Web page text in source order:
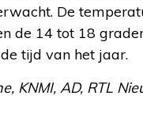
De
de 14 tot 18
tijd van het jaar.
KNMI, AD, RTL